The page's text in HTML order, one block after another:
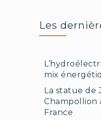
Les
mix
La statue de
Champollion
France